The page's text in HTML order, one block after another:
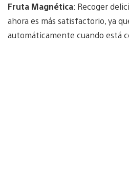
Fruta Magnética: Recoger
ahora es más satisfactorio, ya
automáticamente cuando está